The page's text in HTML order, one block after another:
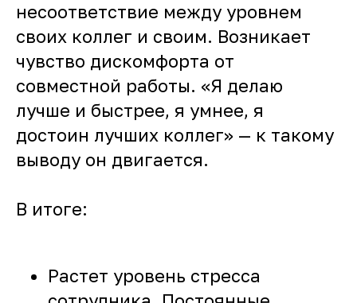
несоответствие между уровнем
своих коллег и своим. Возникает
чувство дискомфорта от
совместной работы. «Я делаю
лучше и быстрее, я умнее, я
достоин лучших коллег» — к такому
выводу он двигается.
В итоге:
Растет уровень стресса